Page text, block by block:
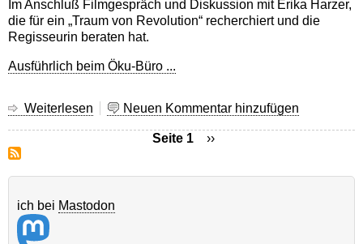
Im Anschluß Filmgespräch und Diskussion mit Erika Harzer,
die für ein „Traum von Revolution“ recherchiert und die
Regisseurin beraten hat.
Ausführlich beim Öku-Büro ...
Weiterlesen über
Ein
von
Neuen Kommentar hinzufügen
Seitennummerierung
Seite 1
Nächste
››
ich bei Mastodon